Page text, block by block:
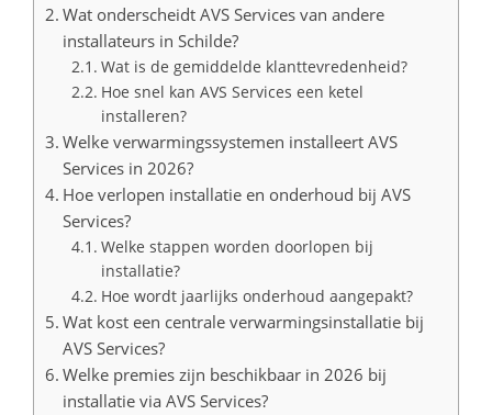
Wat onderscheidt AVS Services van andere
installateurs in Schilde?
Wat is de gemiddelde klanttevredenheid?
Hoe snel kan AVS Services een ketel
installeren?
Welke verwarmingssystemen installeert AVS
Services in 2026?
Hoe verlopen installatie en onderhoud bij AVS
Services?
Welke stappen worden doorlopen bij
installatie?
Hoe wordt jaarlijks onderhoud aangepakt?
Wat kost een centrale verwarmingsinstallatie bij
AVS Services?
Welke premies zijn beschikbaar in 2026 bij
installatie via AVS Services?